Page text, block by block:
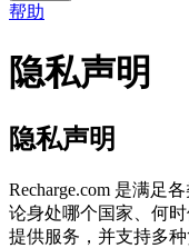
帮助
隐私声明
隐私声明
Recharge.com 是满足
论身处哪个国家、何时
提供服务，并支持多